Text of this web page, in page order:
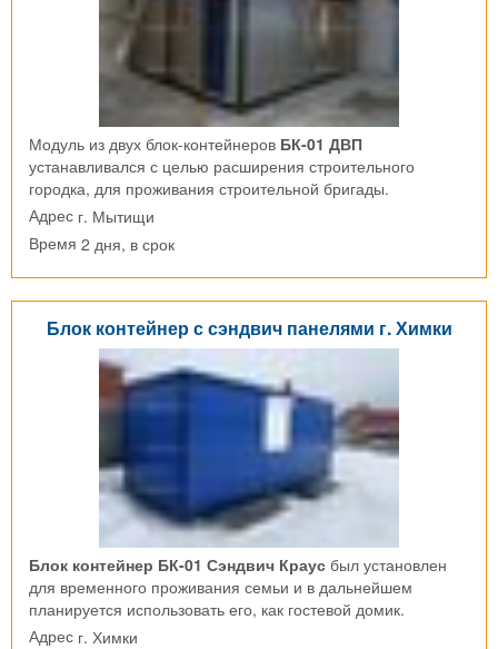
Модуль из двух блок-контейнеров БК-01 ДВП
устанавливался с целью расширения строительного
городка, для проживания строительной бригады.
Адрес г. Мытищи
Время 2 дня, в срок
Блок контейнер с сэндвич панелями г. Химки
Блок контейнер БК-01 Сэндвич Краус был установлен
для временного проживания семьи и в дальнейшем
планируется использовать его, как гостевой домик.
Адрес г. Химки